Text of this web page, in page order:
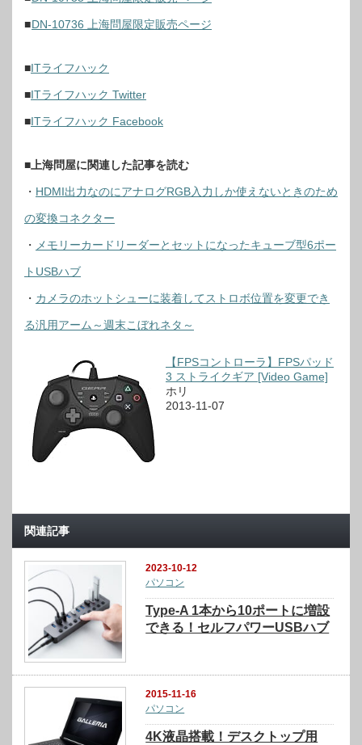
■DN-10736 上海問屋限定販売ページ
■ITライフハック
■ITライフハック Twitter
■ITライフハック Facebook
■上海問屋に関連した記事を読む
・ HDMI出力なのにアナログRGB入力しか使えないときのため
の変換コネクター
・ メモリーカードリーダーとセットになったキューブ型6ポー
トUSBハブ
・ カメラのホットシューに装着してストロボ位置を変更でき
る汎用アーム～週末こぼれネタ～
【FPSコントローラ】FPSパッド
3 ストライクギア [Video Game]
ホリ
2013-11-07
関連記事
2023-10-12
パソコン
Type-A 1本から10ポートに増設
できる！セルフパワーUSBハブ
2015-11-16
パソコン
4K液晶搭載！デスクトップ用